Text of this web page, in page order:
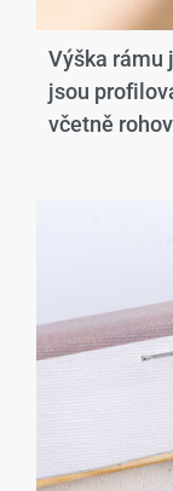
Výška rámu
jsou
včetně